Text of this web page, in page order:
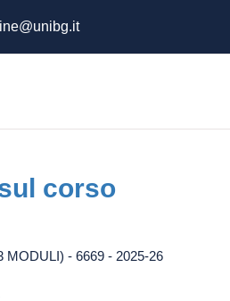
corso
MODULI) - 6669 - 2025-26